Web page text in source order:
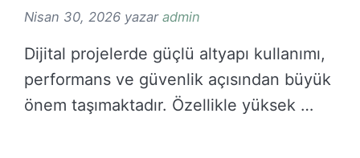
Nisan 30, 2026 yazar admin
Dijital projelerde güçlü altyapı kullanımı,
performans ve güvenlik açısından büyük
önem taşımaktadır. Özellikle yüksek …